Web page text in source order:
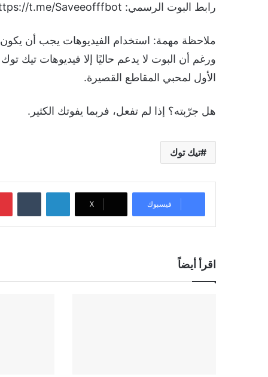
رابط البوت الرسمي: https://t.me/Saveeofffbot
ملاحظة مهمة: استخدام الفيديوهات يجب أن
ورغم أن البوت لا يدعم حاليًا إلا فيديوهات تيك
الأول لمحبي المقاطع القصيرة.
هل جرّبته؟ إذا لم تفعل، فربما يفوتك الكثير.
تيك توك
فيسبوك ‫X
لينكدإن
اقرأ أيضاً